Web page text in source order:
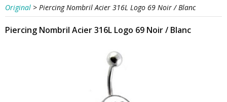
Original > Piercing Nombril Acier 316L Logo 69 Noir / Blanc
Piercing Nombril Acier 316L Logo 69 Noir / Blanc